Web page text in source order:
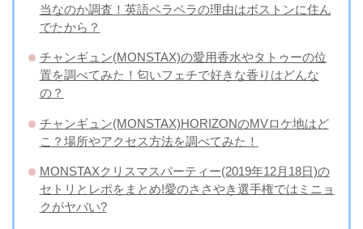
当なのか調査！英語ペラペラの理由はボストンに住ん
でたから？
チャンギュン(MONSTAX)の愛用香水やタトゥーの位
置を調べてみた！匂いフェチで好きな香りはどんな
の？
チャンギュン(MONSTAX)HORIZONのMVロケ地はど
こ？場所やアクセス方法を調べてみた！
MONSTAXクリスマスパーティー(2019年12月18日)の
セトリとレポをまとめ!愛のささやき選手権ではミニョ
クがヤバい?